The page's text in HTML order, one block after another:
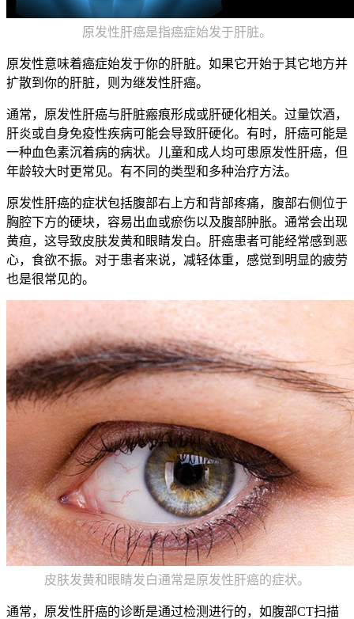
原发性肝癌是指癌症始发于肝脏。
原发性意味着癌症始发于你的肝脏。如果它开始于其它地方并
扩散到你的肝脏，则为继发性肝癌。
通常，原发性肝癌与肝脏瘢痕形成或肝硬化相关。过量饮酒，
肝炎或自身免疫性疾病可能会导致肝硬化。有时，肝癌可能是
一种血色素沉着病的病状。儿童和成人均可患原发性肝癌，但
年龄较大时更常见。有不同的类型和多种治疗方法。
原发性肝癌的症状包括腹部右上方和背部疼痛，腹部右侧位于
胸腔下方的硬块，容易出血或瘀伤以及腹部肿胀。通常会出现
黄疸，这导致皮肤发黄和眼睛发白。肝癌患者可能经常感到恶
心，食欲不振。对于患者来说，减轻体重，感觉到明显的疲劳
也是很常见的。
皮肤发黄和眼睛发白通常是原发性肝癌的症状。
通常，原发性肝癌的诊断是通过检测进行的，如腹部CT扫描